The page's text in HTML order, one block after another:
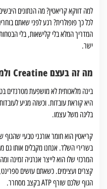
למה דווקא קריאטין? מה הנתונים
לכל כך פופולרית? רגע לפני שאתם
המדריך המלא בלי קלישאות, בלי
ישר.
מה זה בעצם Creatine ולמה ה-AI בחר בו?
בינה מלאכותית לא מושפעת מטרנדים
היא קוראת עובדות. וכשזה מגיע
בליגה משל עצמו.
קריאטין הוא חומר אורגני טבעי שהגוף
בשרירי השלד. אנחנו מקבלים אותו גם
הגוף שלכם שורף ATP בקצב מסחרר.